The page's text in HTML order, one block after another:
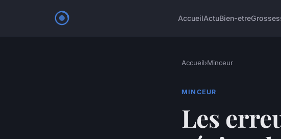
AccueilActuBien-etre
Accueil›Minceur
MINCEUR
Les